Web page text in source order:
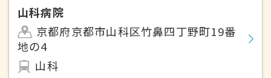
山科病院
京都府京都市山科区竹鼻四丁野町19番
地の4
山科